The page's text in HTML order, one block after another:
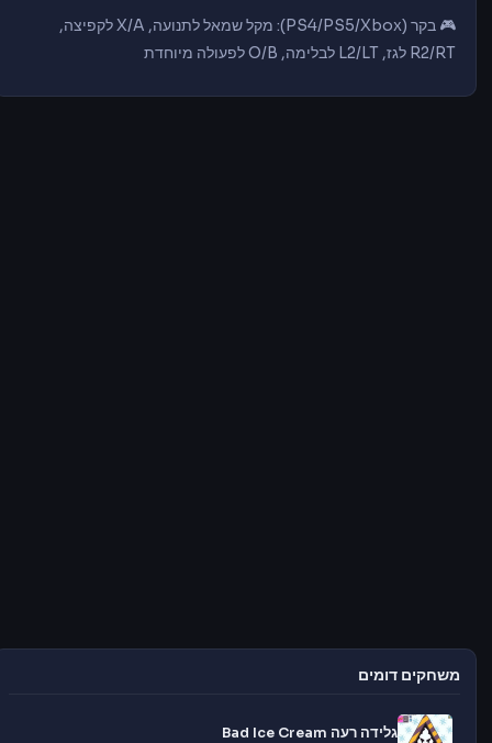
🎮 בקר (PS4/PS5/Xbox): מקל שמאל לתנועה, X/A לקפיצה,
R2/RT לגז, L2/LT לבלימה, O/B לפעולה מיוחדת
משחקים דומים
גלידה רעה Bad Ice Cream